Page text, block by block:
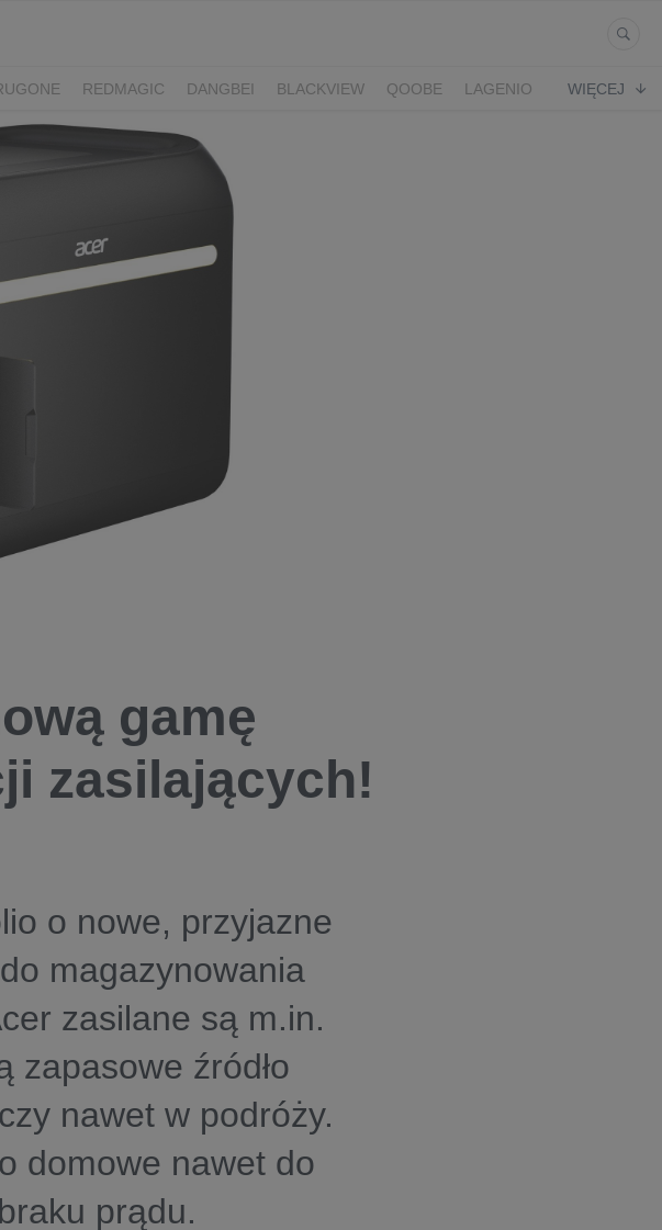
REDMAGIC DANGBEI BLACKVIEW QOOBE
LAGENIO
WIĘCEJ
gamę
zasilających!
o nowe, przyjazne
magazynowania
zasilane są m.in.
zapasowe źródło
nawet w podróży.
domowe nawet do
prądu.